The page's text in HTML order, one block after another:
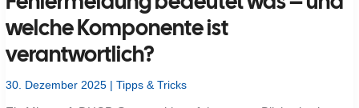
„Kein
Internet“
angezeigt
welche Komponente ist
verantwortlich?
30. Dezember 2025 |Tipps & Tricks